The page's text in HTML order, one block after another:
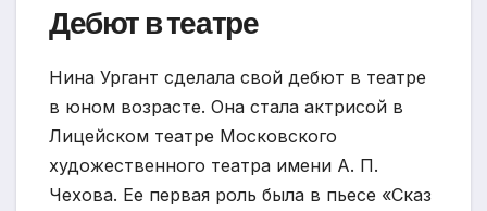
Дебют в театре
Нина Ургант сделала свой дебют в театре
в юном возрасте. Она стала актрисой в
Лицейском театре Московского
художественного театра имени А. П.
Чехова. Ее первая роль была в пьесе «Сказ